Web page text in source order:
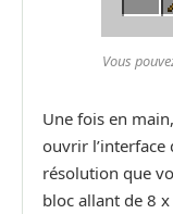
Vous
Une fois en
ouvrir l’interface
résolution que
bloc allant de 8